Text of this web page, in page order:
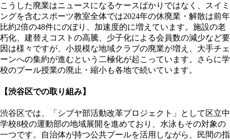
こうした廃業はニュースになるケースばかりではなく、スイミ
ングを含むスポーツ教室全体では2024年の休廃業・解散は前年
比約2倍の48件にのぼり、加速度的に増えています。施設の老
朽化、建替えコストの高騰、少子化による会員数の減少など要
因は様々ですが、小規模な地域クラブの廃業が増え、大手チェ
ーンへの集約が進むという二極化が起こっています。さらに学
校のプール授業の廃止・縮小も各地で続いています。
【渋谷区での取り組み】
渋谷区では、「シブヤ部活動改革プロジェクト」として区立中
学校8校の運動部の地域展開を進めており、水泳もその対象の
一つです。自治体が持つ公共プールを活用しながら、民間の指